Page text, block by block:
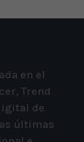
en el
Trend
de
últimas